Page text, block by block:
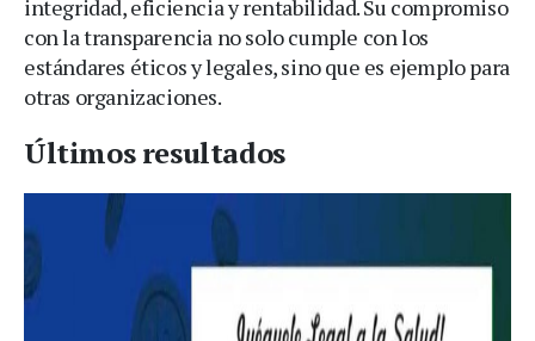
integridad, eficiencia y rentabilidad. Su compromiso
con la transparencia no solo cumple con los
estándares éticos y legales, sino que es ejemplo para
otras organizaciones.
Últimos resultados